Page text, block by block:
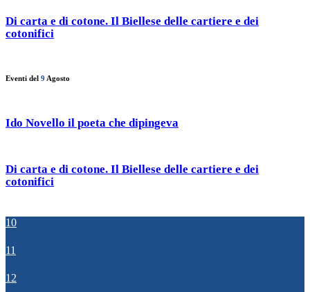
Di carta e di cotone. Il Biellese delle cartiere e dei
cotonifici
Eventi del 9 Agosto
Ido Novello il poeta che dipingeva
Di carta e di cotone. Il Biellese delle cartiere e dei
cotonifici
10
11
12